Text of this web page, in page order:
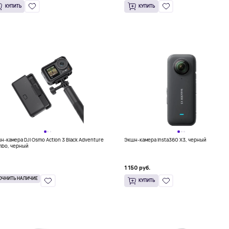
КУПИТЬ КУПИТЬ
камера DJI Osmo Action 3 Black Adventure
черный
НАЛИЧИЕ
Экшн-камера Insta360 X3, черный
1 150 руб.
КУПИТЬ